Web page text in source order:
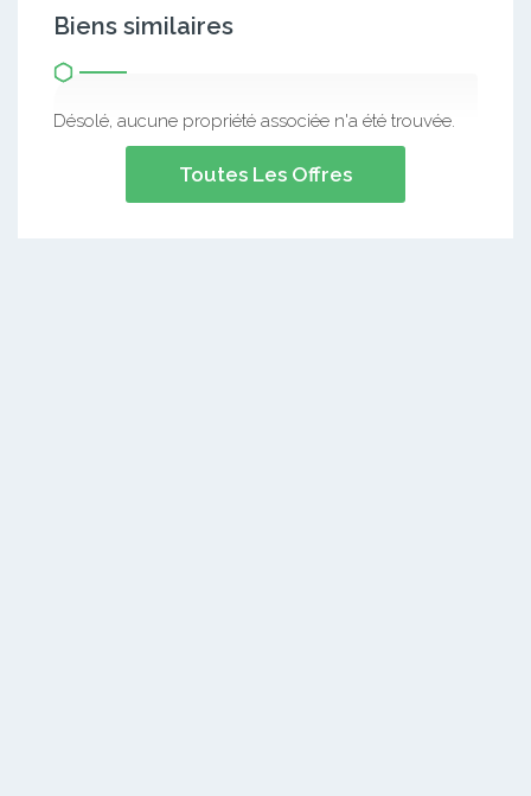
Biens similaires
Désolé, aucune propriété associée n'a été trouvée.
Toutes Les Offres